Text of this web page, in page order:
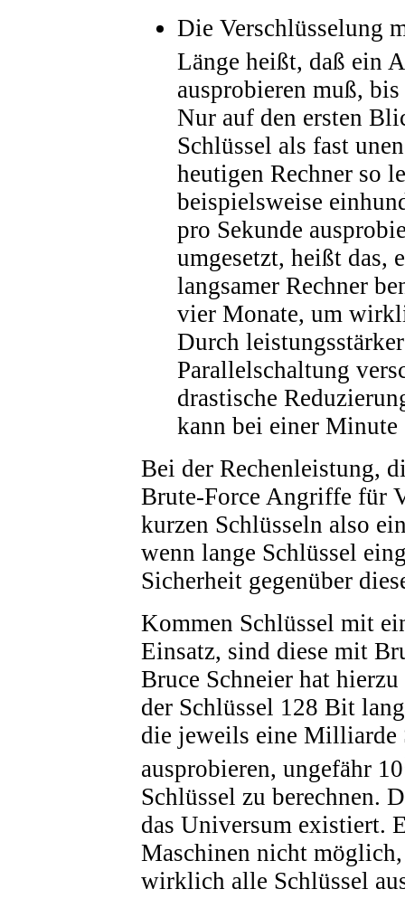
Die Verschlüsselung
Länge heißt, daß ein
ausprobieren muß,
Nur auf den ersten
Schlüssel als fast
heutigen Rechner so
beispielsweise
pro Sekunde
umgesetzt, heißt das,
langsamer Rechner
vier Monate, um
Durch
Parallelschaltung
drastische
kann bei einer
Bei der Rechenleistung,
Brute-Force Angriffe für
kurzen Schlüsseln also
wenn lange Schlüssel
Sicherheit gegenüber
Kommen Schlüssel mit
Einsatz, sind diese mit
Bruce Schneier hat
der Schlüssel 128 Bit
die jeweils eine Milliarde
ausprobieren, ungefähr 10
Schlüssel zu berechnen.
das Universum existiert.
Maschinen nicht
wirklich alle Schlüssel